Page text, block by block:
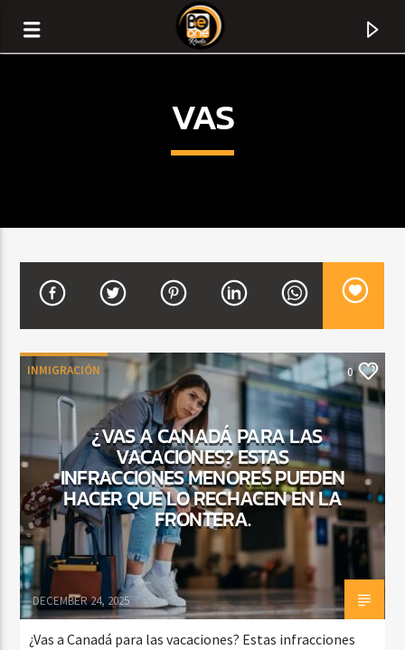
TITLE
ARTIST
CURRENT SHOW
BALADAS Y VALLENATO
2:00 PM 5:00 PM
VAS
INMIGRACIÓN 0
¿VAS A CANADÁ PARA LAS
VACACIONES? ESTAS
INFRACCIONES MENORES PUEDEN
HACER QUE LO RECHACEN EN LA
FRONTERA.
DECEMBER 24, 2025
¿Vas a Canadá para las vacaciones? Estas infracciones